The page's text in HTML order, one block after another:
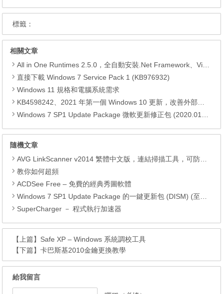
標籤：
相關文章
All in One Runtimes 2.5.0，全自動安裝.Net Framework、Visual C++、DirectX、Flash Player、JRE
直接下載 Windows 7 Service Pack 1 (KB976932)
Windows 11 規格和電腦系統需求
KB4598242、2021 年第一個 Windows 10 更新，改善外部裝置安全性、解決HTTPS安全漏洞、印表機呼叫(RPC)漏洞
Windows 7 SP1 Update Package 微軟更新修正包 (2020.01月份)
隨機文章
AVG LinkScanner v2014 繁體中文版，連結掃描工具，可防止網路威脅
教你如何超頻
ACDSee Free – 免費的經典秀圖軟體
Windows 7 SP1 Update Package 的一鍵更新包 (DISM) (至2017.03)
SuperCharger － 程式執行加速器
【上篇】 Safe XP – Windows 系統調校工具
【下篇】卡巴斯基2010金鑰更換教學
給我留言